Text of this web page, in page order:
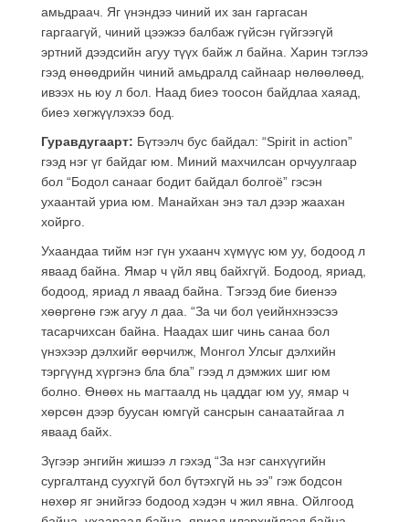
амьдраач. Яг үнэндээ чиний их зан гаргасан
гаргаагүй, чиний цээжээ балбаж гүйсэн гүйгээгүй
эртний дээдсийн агуу түүх байж л байна. Харин тэглээ
гээд өнөөдрийн чиний амьдралд сайнаар нөлөөлөөд,
ивээх нь юу л бол. Наад биеэ тоосон байдлаа хаяад,
биеэ хөгжүүлэхээ бод.
Гуравдугаарт: Бүтээлч бус байдал: “Spirit in action”
гээд нэг үг байдаг юм. Миний махчилсан орчуулгаар
бол “Бодол санааг бодит байдал болгоё” гэсэн
ухаантай уриа юм. Манайхан энэ тал дээр жаахан
хойрго.
Ухаандаа тийм нэг гүн ухаанч хүмүүс юм уу, бодоод л
яваад байна. Ямар ч үйл явц байхгүй. Бодоод, яриад,
бодоод, яриад л яваад байна. Тэгээд бие биенээ
хөөргөнө гэж агуу л даа. “За чи бол үеийнхнээсээ
тасарчихсан байна. Наадах шиг чинь санаа бол
үнэхээр дэлхийг өөрчилж, Монгол Улсыг дэлхийн
тэргүүнд хүргэнэ бла бла” гээд л дэмжих шиг юм
болно. Өнөөх нь магтаалд нь цаддаг юм уу, ямар ч
хөрсөн дээр буусан юмгүй сансрын санаатайгаа л
яваад байх.
Зүгээр энгийн жишээ л гэхэд “За нэг санхүүгийн
сургалтанд суухгүй бол бүтэхгүй нь ээ” гэж бодсон
нөхөр яг энийгээ бодоод хэдэн ч жил явна. Ойлгоод